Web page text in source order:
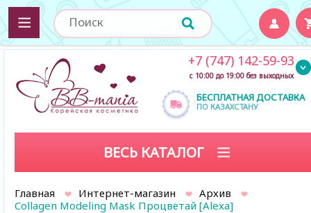
БЕСПЛАТНАЯ ДОСТАВКА
ПО КАЗАХСТАНУ
+7 (747) 142-59-93
с 10:00 до 19:00 без выходных
ВЕСЬ КАТАЛОГ
Главная Интернет-магазин
Архив
Collagen Modeling Mask Процветай [Alexa]